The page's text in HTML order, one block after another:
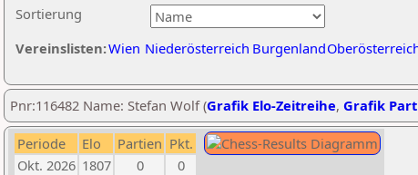
Sortierung
Vereinslisten:Wien Niederösterreich Burgenland
Pnr:116482 Name: Stefan Wolf (Grafik Elo-Zeitreihe, Grafik
Periode Elo Partien Pkt.
Okt. 2026 1807 0
0